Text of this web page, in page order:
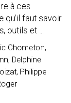
à ces
qu’il faut savoir
outils et ...
Chometon,
Delphine
Philippe